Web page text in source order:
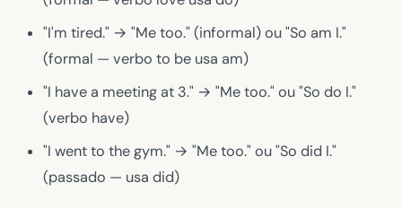
"I'm tired." → "Me too." (informal) ou"So am I."
(formal — verbo to be usa am)
"I have a meeting at 3." → "Me too." ou"So do I."
(verbo have)
"I went to the gym." → "Me too." ou"So did I."
(passado — usa did)